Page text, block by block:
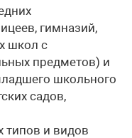
гимназий,
школ с
предметов) и
школьного
садов,
типов и видов